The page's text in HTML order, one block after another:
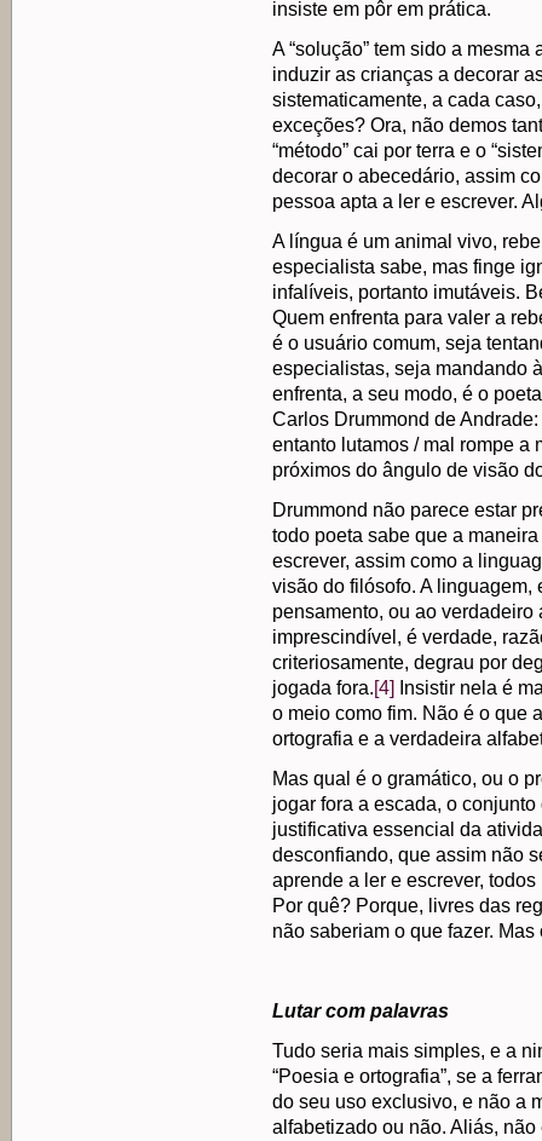
insiste em pôr em prática.
A “solução” tem sido a
induzir as crianças a decorar
sistematicamente, a cada
exceções? Ora, não demos
“método” cai por terra e o
decorar o abecedário, assim
pessoa apta a ler e escrever.
A língua é um animal vivo,
especialista sabe, mas finge
infalíveis, portanto imutáveis.
Quem enfrenta para valer a
é o usuário comum, seja
especialistas, seja mandando
enfrenta, a seu modo, é o
Carlos Drummond de
entanto lutamos / mal rompe a
próximos do ângulo de visão
Drummond não parece estar
todo poeta sabe que a
escrever, assim como a
visão do filósofo. A
pensamento, ou ao verdadeiro
imprescindível, é verdade,
criteriosamente, degrau por
jogada fora.[4]
Insistir nela é
o meio como fim. Não é o que
ortografia e a verdadeira
Mas qual é o gramático, ou o
jogar fora a escada, o
justificativa essencial da
desconfiando, que assim não
aprende a ler e escrever,
Por quê? Porque, livres das
não saberiam o que fazer.
Lutar com palavras
Tudo seria mais simples, e a
“Poesia e ortografia”, se a
do seu uso exclusivo, e não a
alfabetizado ou não. Aliás,